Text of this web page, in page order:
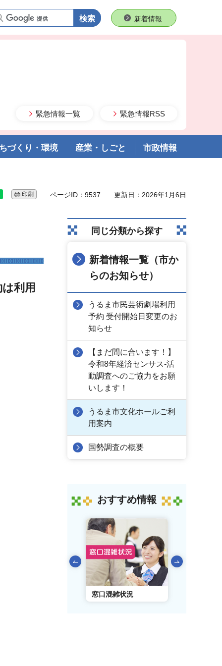
緊急情報一覧 緊急情報RSS
語句で検索新着情報
づくり・環境 産業・しごと 市政情報
印刷 ページID：9537 更新日：2026年1月6日
利用
同じ分類から探す
新着情報一覧（市か
らのお知らせ）
うるま市民芸術劇場利用
予約 受付開始日変更のお
知らせ
【まだ間に合います！】
令和8年経済センサス-活
動調査へのご協力をお願
いします！
うるま市文化ホールご利
用案内
国勢調査の概要
おすすめ情報
前のスライドを表示
窓口混雑状況